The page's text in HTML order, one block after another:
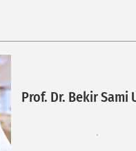
Prof. Dr. Bekir Sami